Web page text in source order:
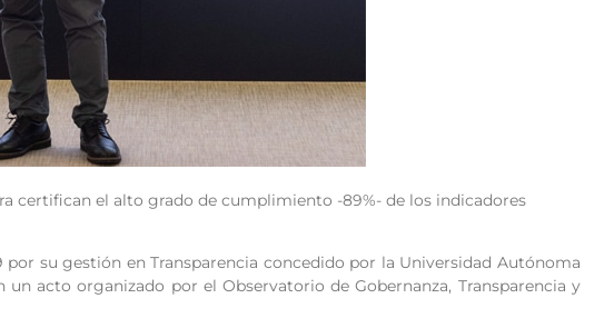
certifican el alto grado de cumplimiento -89%- de los indicadores
su gestión en Transparencia concedido por la Universidad Autónoma
acto organizado por el Observatorio de Gobernanza, Transparencia y